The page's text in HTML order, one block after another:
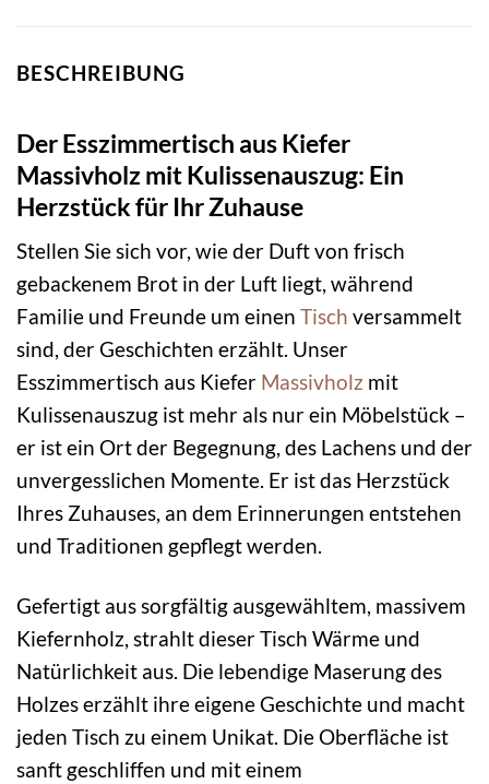
BESCHREIBUNG
Der Esszimmertisch aus Kiefer
Massivholz mit Kulissenauszug: Ein
Herzstück für Ihr Zuhause
Stellen Sie sich vor, wie der Duft von frisch
gebackenem Brot in der Luft liegt, während
Familie und Freunde um einen Tisch versammelt
sind, der Geschichten erzählt. Unser
Esszimmertisch aus Kiefer Massivholz mit
Kulissenauszug ist mehr als nur ein Möbelstück –
er ist ein Ort der Begegnung, des Lachens und der
unvergesslichen Momente. Er ist das Herzstück
Ihres Zuhauses, an dem Erinnerungen entstehen
und Traditionen gepflegt werden.
Gefertigt aus sorgfältig ausgewähltem, massivem
Kiefernholz, strahlt dieser Tisch Wärme und
Natürlichkeit aus. Die lebendige Maserung des
Holzes erzählt ihre eigene Geschichte und macht
jeden Tisch zu einem Unikat. Die Oberfläche ist
sanft geschliffen und mit einem